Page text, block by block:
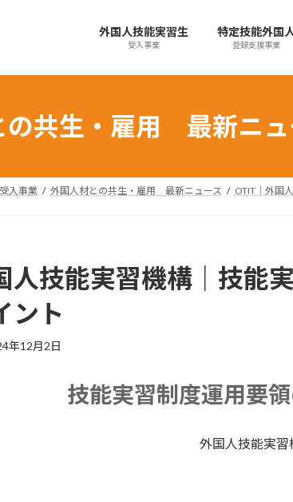
外国人技能実習生
受入事業
特定技能外国
登録支援事業
の共生・雇用 最新ニュ
入事業 外国人材との共生・雇用 最新ニュース
OTIT｜外国
人技能実習機構｜技能
ント
年12月2日
新
日
技能実習制度運用要
外国人技能実習